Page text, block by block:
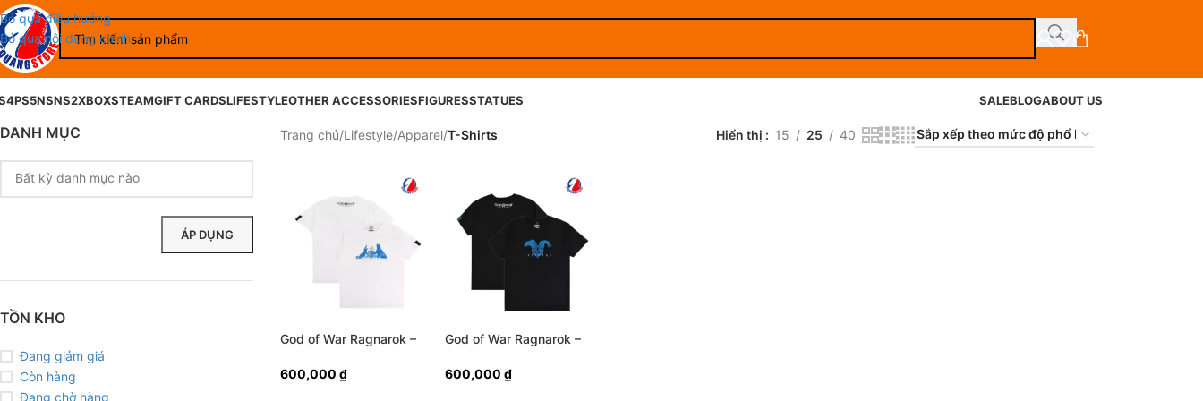
Bỏ qua điều hướng
Bỏ qua nội dung chính
PS5NSNS2XBOXSTEAMGIFT CARDSLIFESTYLEOTHER ACCESSORIESFIGURESSTATUES SALEBLOGABOUT US
DANH MỤC
ÁP DỤNG
TỒN KHO
Đang giảm giá
Còn hàng
Đang chờ hàng
Trang chủ/Lifestyle/Apparel/T-Shirts Hiển thị 15 25 40
God of War Ragnarok –
(White)
600,000 ₫
God of War Ragnarok –
(Black)
600,000 ₫